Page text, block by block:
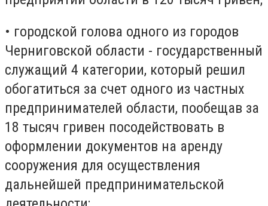
• городской голова одного из городов
Черниговской области - государственный
служащий 4 категории, который решил
обогатиться за счет одного из частных
предпринимателей области, пообещав за
18 тысяч гривен посодействовать в
оформлении документов на аренду
сооружения для осуществления
дальнейшей предпринимательской